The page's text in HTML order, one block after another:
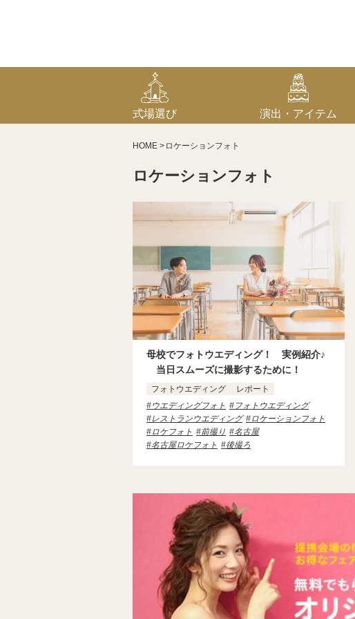
式場選び 演出・アイテム
HOME ロケーションフォト
ロケーションフォト
母校でフォトウエディング！ 実例紹介♪
当日スムーズに撮影するために！
フォトウエディング
レポート
ウエディングフォト
フォトウエディング
レストランウエディング
ロケーションフォト
ロケフォト
前撮り
名古屋
名古屋ロケフォト
後撮ろ